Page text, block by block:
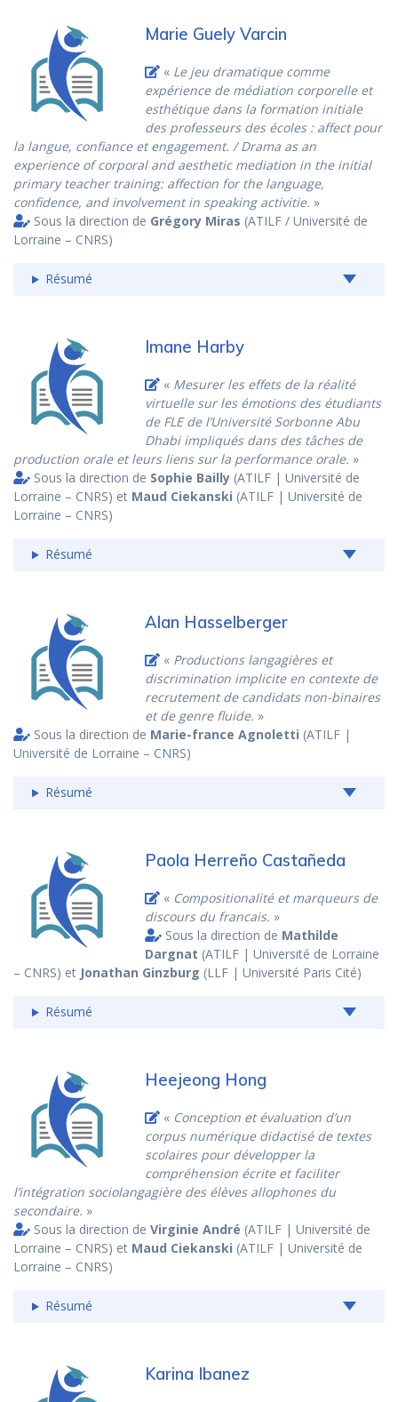
Marie Guely Varcin
« Le jeu dramatique comme
expérience de médiation corporelle et
esthétique dans la formation initiale
des professeurs des écoles : affect pour
la langue, confiance et engagement. / Drama as an
experience of corporal and aesthetic mediation in the initial
primary teacher training: affection for the language,
confidence, and involvement in speaking activitie. »
Sous la direction de Grégory Miras (ATILF / Université de
Lorraine – CNRS)
Résumé
Imane Harby
« Mesurer les effets de la réalité
virtuelle sur les émotions des étudiants
de FLE de l’Université Sorbonne Abu
Dhabi impliqués dans des tâches de
production orale et leurs liens sur la performance orale. »
Sous la direction de Sophie Bailly (ATILF | Université de
Lorraine – CNRS) et Maud Ciekanski (ATILF | Université de
Lorraine – CNRS)
Résumé
Alan Hasselberger
« Productions langagières et
discrimination implicite en contexte de
recrutement de candidats non-binaires
et de genre fluide. »
Sous la direction de Marie-france Agnoletti (ATILF |
Université de Lorraine – CNRS)
Résumé
Paola Herreño Castañeda
« Compositionalité et marqueurs de
discours du francais. »
Sous la direction de Mathilde
Dargnat (ATILF | Université de Lorraine
– CNRS) et Jonathan Ginzburg (LLF | Université Paris Cité)
Résumé
Heejeong Hong
« Conception et évaluation d’un
corpus numérique didactisé de textes
scolaires pour développer la
compréhension écrite et faciliter
l’intégration sociolangagière des élèves allophones du
secondaire. »
Sous la direction de Virginie André (ATILF | Université de
Lorraine – CNRS) et Maud Ciekanski (ATILF | Université de
Lorraine – CNRS)
Résumé
Karina Ibanez